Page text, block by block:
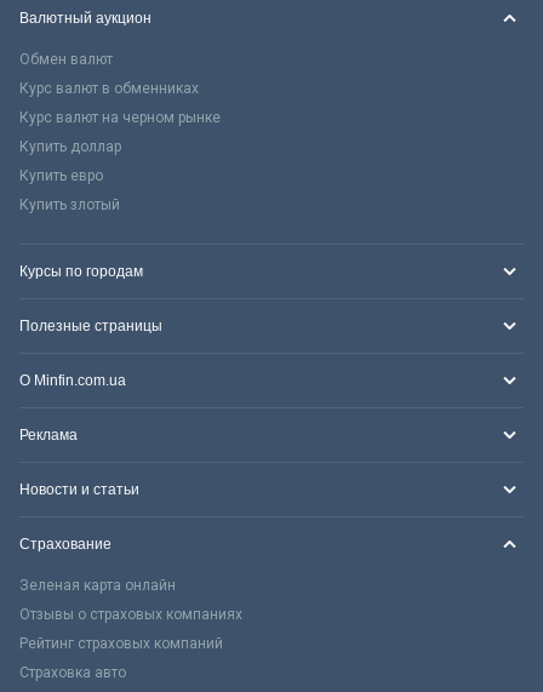
Валютный аукцион
Обмен валют
Курс валют в обменниках
Курс валют на черном рынке
Купить доллар
Купить евро
Купить злотый
Курсы по городам
Полезные страницы
О Minfin.com.ua
Реклама
Новости и статьи
Страхование
Зеленая карта онлайн
Отзывы о страховых компаниях
Рейтинг страховых компаний
Страховка авто